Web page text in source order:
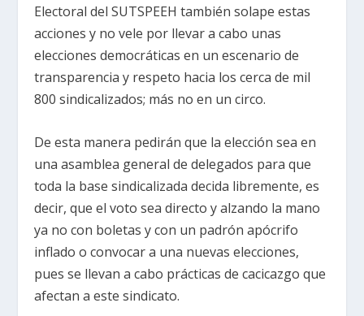
Electoral del SUTSPEEH también solape estas
acciones y no vele por llevar a cabo unas
elecciones democráticas en un escenario de
transparencia y respeto hacia los cerca de mil
800 sindicalizados; más no en un circo.
De esta manera pedirán que la elección sea en
una asamblea general de delegados para que
toda la base sindicalizada decida libremente, es
decir, que el voto sea directo y alzando la mano
ya no con boletas y con un padrón apócrifo
inflado o convocar a una nuevas elecciones,
pues se llevan a cabo prácticas de cacicazgo que
afectan a este sindicato.